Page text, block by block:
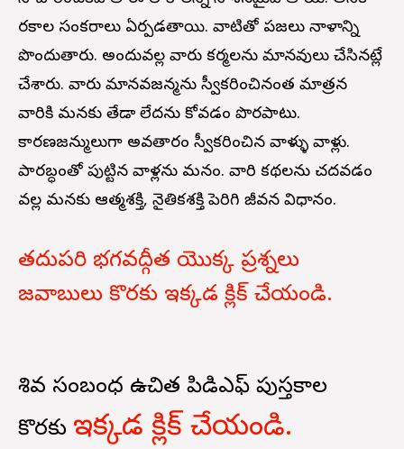
రకాల సంకరాలు ఏర్పడతాయి. వాటితో ప్రజలు నాళాన్ని
పొందుతారు. అందువల్ల వారు కర్మలను మానవులు చేసినట్లే
చేశారు. వారు మానవజన్మను స్వీకరించినంత మాత్రన
వారికి మనకు తేడా లేదను కోవడం పొరపాటు.
కారణజన్ములుగా అవతారం స్వీకరించిన వాళ్ళు వాళ్లు.
ప్రారబ్ధంతో పుట్టిన వాళ్లను మనం. వారి కథలను చదవడం
వల్ల మనకు ఆత్మశక్తి, నైతికశక్తి పెరిగి జీవన విధానం.
తదుపరి భగవద్గీత యొక్క ప్రశ్నలు
జవాబులు కొరకు ఇక్కడ క్లిక్ చేయండి.
శివ సంబంధ ఉచిత పిడిఎఫ్ పుస్తకాల
కొరకు ఇక్కడ క్లిక్ చేయండి.